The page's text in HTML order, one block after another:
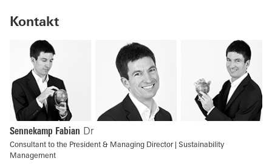
Kontakt
Sennekamp Fabian Dr
Consultant to the President & Managing Director | Sustainability
Management